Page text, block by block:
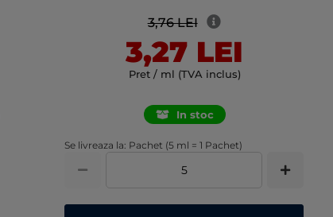
3,76 LEI
3,27 LEI
Pret / ml (TVA inclus)
In stoc
Se livreaza la: Pachet (5 ml = 1 Pachet)